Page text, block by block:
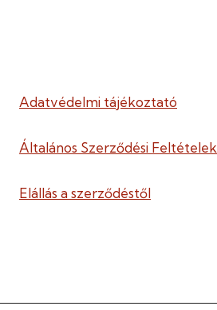
Adatvédelmi tájékoztató
Általános Szerződési Feltételek
Elállás a szerződéstől